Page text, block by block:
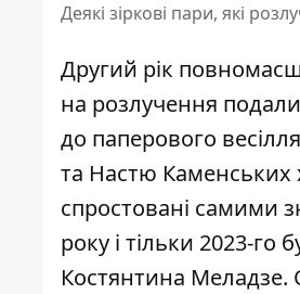
Деякі зіркові пари, які
Другий рік
на розлучення подали
до паперового
та Настю Каменських
спростовані самими
року і тільки 2023-го
Костянтина Меладзе.